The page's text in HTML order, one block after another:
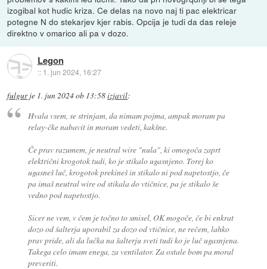
izogibal kot hudic kriza. Ce delas na novo naj ti pac elektricar
potegne N do stekarjev kjer rabis. Opcija je tudi da das releje
direktno v omarico ali pa v dozo.
Legon
:: 1. jun 2024, 16:27
fulgurje 1. jun 2024 ob 13:58izjavil:
Hvala vsem, se strinjam, da nimam pojma, ampak moram pa
relay-čke nabavit in moram vedeti, kakšne.
Če prav razumem, je neutral wire "nula", ki omogoča zaprt
električni krogotok tudi, ko je stikalo ugasnjeno. Torej ko
ugasneš luč, krogotok prekineš in stikalo ni pod napetostjo, če
pa imaš neutral wire od stikala do vtičnice, pa je stikalo še
vedno pod napetostjo.
Sicer ne vem, v čem je točno to smisel, OK mogoče, če bi enkrat
dozo od šalterja uporabil za dozo od vtičnice, ne rečem, lahko
prav pride, ali da lučka na šalterju sveti tudi ko je luč ugasnjena.
Takega celo imam enega, za ventilator. Za ostale bom pa moral
preveriti.